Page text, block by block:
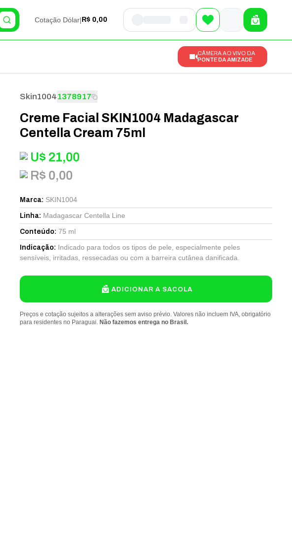
Cotação Dólar| R$ 0,00
CÂMERA AO VIVO DA
PONTE DA AMIZADE
Skin10041378917
Creme Facial SKIN1004 Madagascar
Centella Cream 75ml
U$ 21,00
R$ 0,00
Marca: SKIN1004
Linha: Madagascar Centella Line
Conteúdo: 75 ml
Indicação: Indicado para todos os tipos de pele, especialmente peles
sensíveis, irritadas, ressecadas ou com a barreira cutânea danificada.
ADICIONAR A SACOLA
Preços e cotação sujeitos a alterações sem aviso prévio. Valores não incluem IVA, obrigatório
para residentes no Paraguai. Não fazemos entrega no Brasil.